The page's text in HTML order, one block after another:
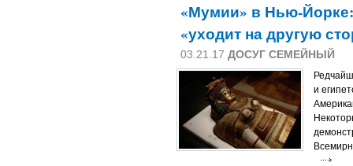
«Мумии» в Нью-Йорке:
«уходит на другую
03.21.17 ДОСУГ СЕМЕЙНЫЙ
и